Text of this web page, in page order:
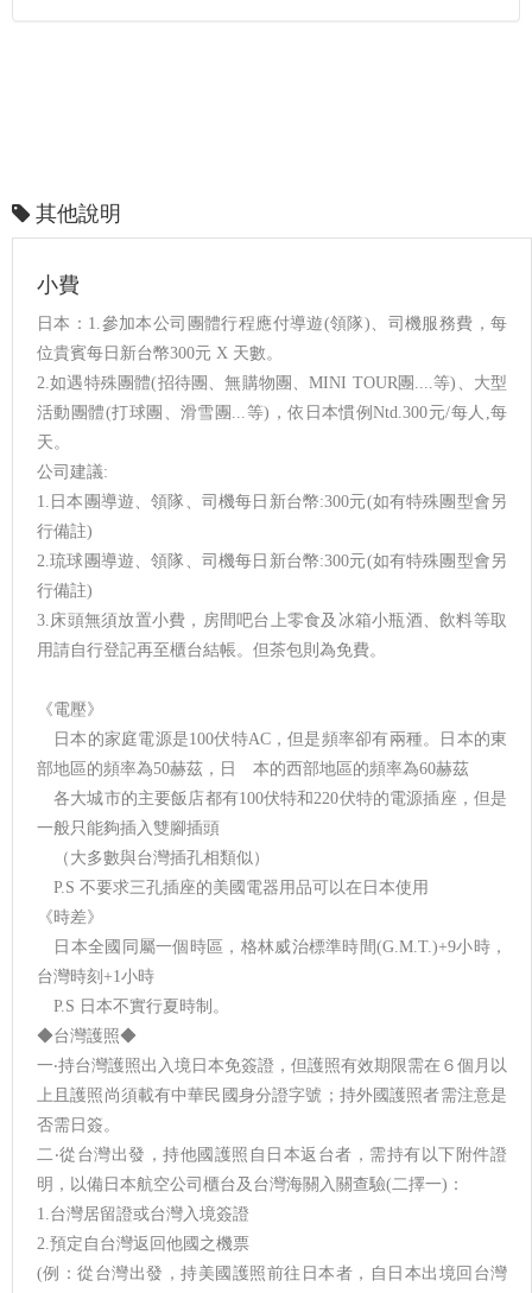
其他說明
小費
日本：1.參加本公司團體行程應付導遊(領隊)、司機服務費，每
位貴賓每日新台幣300元 X 天數。
2.如遇特殊團體(招待團、無購物團、MINI TOUR團....等)、大型
活動團體(打球團、滑雪團...等)，依日本慣例Ntd.300元/每人,每
天。
公司建議:
1.日本團導遊、領隊、司機每日新台幣:300元(如有特殊團型會另
行備註)
2.琉球團導遊、領隊、司機每日新台幣:300元(如有特殊團型會另
行備註)
3.床頭無須放置小費，房間吧台上零食及冰箱小瓶酒、飲料等取
用請自行登記再至櫃台結帳。但茶包則為免費。
《電壓》
日本的家庭電源是100伏特AC，但是頻率卻有兩種。日本的東
部地區的頻率為50赫茲，日 本的西部地區的頻率為60赫茲
各大城市的主要飯店都有100伏特和220伏特的電源插座，但是
一般只能夠插入雙腳插頭
（大多數與台灣插孔相類似）
P.S 不要求三孔插座的美國電器用品可以在日本使用
《時差》
日本全國同屬一個時區，格林威治標準時間(G.M.T.)+9小時，
台灣時刻+1小時
P.S 日本不實行夏時制。
◆台灣護照◆
一‧持台灣護照出入境日本免簽證，但護照有效期限需在６個月以
上且護照尚須載有中華民國身分證字號；持外國護照者需注意是
否需日簽。
二‧從台灣出發，持他國護照自日本返台者，需持有以下附件證
明，以備日本航空公司櫃台及台灣海關入關查驗(二擇一)：
1.台灣居留證或台灣入境簽證
2.預定自台灣返回他國之機票
(例：從台灣出發，持美國護照前往日本者，自日本出境回台灣